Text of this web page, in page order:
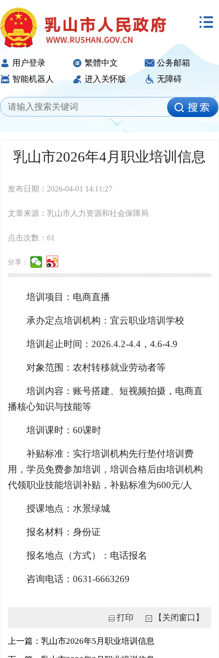
用户登录 繁體中文
公务邮箱
智能机器人
进入关怀版 无障碍
乳山市2026年4月职业培训信息
发布日期：2026-04-01 14:11:27
文章来源：乳山市人力资源和社会保障局
点击次数： 61
分享：
培训项目：电商直播
承办定点培训机构：宜云职业培训学校
培训起止时间：2026.4.2-4.4，4.6-4.9
对象范围：农村转移就业劳动者等
培训内容：账号搭建、短视频拍摄，电商直
播核心知识与技能等
培训课时：60课时
补贴标准：实行培训机构先行垫付培训费
用，学员免费参加培训，培训合格后由培训机构
代领职业技能培训补贴，补贴标准为600元/人
授课地点：水景绿城
报名材料：身份证
报名地点（方式）：电话报名
咨询电话：0631-6663269
打印 【关闭窗口】
上一篇：乳山市2026年5月职业培训信息